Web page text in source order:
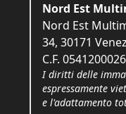
Nord Est
Nord Est
34, 30171
C.F.
I diritti delle
espressamente
e l'adattamento